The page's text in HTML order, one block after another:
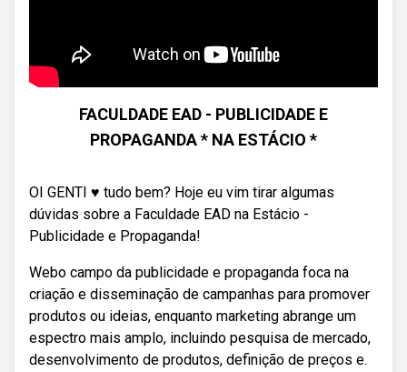
FACULDADE EAD - PUBLICIDADE E
PROPAGANDA * NA ESTÁCIO *
OI GENTI ♥ tudo bem? Hoje eu vim tirar algumas
dúvidas sobre a Faculdade EAD na Estácio -
Publicidade e Propaganda!
Webo campo da publicidade e propaganda foca na
criação e disseminação de campanhas para promover
produtos ou ideias, enquanto marketing abrange um
espectro mais amplo, incluindo pesquisa de mercado,
desenvolvimento de produtos, definição de preços e.